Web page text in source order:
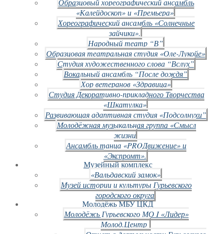
Образцовый хореографический ансамбль
«Калейдоскоп» и «Премьера»
Хореографический ансамбль «Солнечные
зайчики».
Народный театр “В”
Образцовая театральная студия «Оле-Лукойе»
Студия художественного слова “Вслух”
Вокальный ансамбль “После дождя”
Хор ветеранов «Здравица»
Студия Декоративно-прикладного Творчества
«Шкатулка»
Развивающая адаптивная студия «Подсолнухи”
Молодёжная музыкальная группа «Смысл
жизни
Ансамбль танца «PROДвижение» и
«Экспромт».
Музейный комплекс
«Вальдавский замок»
Музей истории и культуры Гурьевского
городского округа
Молодёжь МБУ ЦКД
Молодёжь Гурьевского МО I «Лидер»
Молод.Центр